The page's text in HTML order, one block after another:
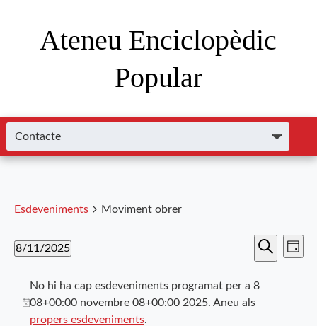
Ateneu Enciclopèdic
Popular
Esdeveniments Moviment obrer
i
Cerca de
Dia
8/11/2025
una
data.
No hi ha cap esdeveniments programat per a 8
08+00:00 novembre 08+00:00 2025. Aneu als
propers esdeveniments.